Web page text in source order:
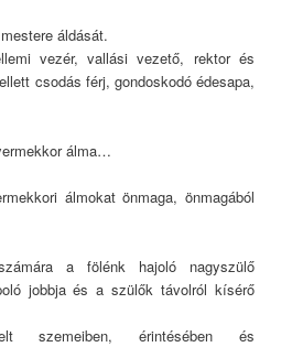
áldását.
vezér, vallási vezető, rektor és
csodás férj, gondoskodó édesapa,
álma…
álmokat önmaga, önmagából
a fölénk hajoló nagyszülő
jobbja és a szülők távolról kísérő
szemeiben, érintésében és